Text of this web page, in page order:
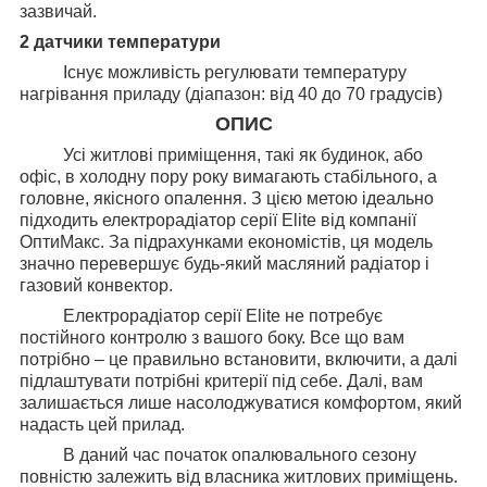
зазвичай.
2 датчики температури
Існує можливість регулювати температуру
нагрівання приладу (діапазон: від 40 до 70 градусів)
ОПИС
Усі житлові приміщення, такі як будинок, або
офіс, в холодну пору року вимагають стабільного, а
головне, якісного опалення. З цією метою ідеально
підходить електрорадіатор серії Elite від компанії
ОптиМакс. За підрахунками економістів, ця модель
значно перевершує будь-який масляний радіатор і
газовий конвектор.
Електрорадіатор серії Elite не потребує
постійного контролю з вашого боку. Все що вам
потрібно – це правильно встановити, включити, а далі
підлаштувати потрібні критерії під себе. Далі, вам
залишається лише насолоджуватися комфортом, який
надасть цей прилад.
В даний час початок опалювального сезону
повністю залежить від власника житлових приміщень.